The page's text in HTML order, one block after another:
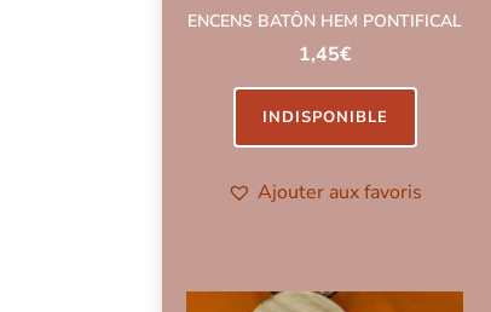
ENCENS BATÔN HEM PONTIFICAL
1,45€
INDISPONIBLE
Ajouter aux favoris